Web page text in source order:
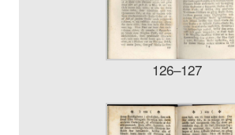
126–127